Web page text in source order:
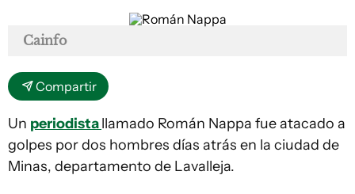
Cainfo
Compartir
Un periodistallamado Román Nappa fue atacado a
golpes por dos hombres días atrás en la ciudad de
Minas, departamento de Lavalleja.